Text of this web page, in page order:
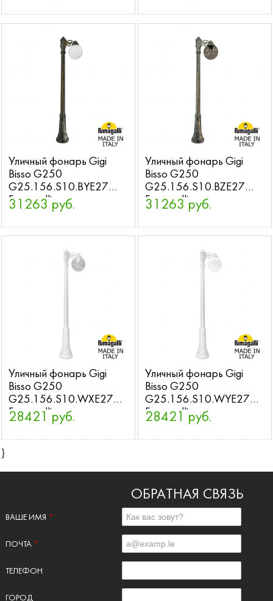
Уличный фонарь Gigi
Bisso G250
G25.156.S10.BYE27
Fumagalli
31263 руб.
Уличный фонарь Gigi
Bisso G250
G25.156.S10.BZE27
Fumagalli
31263 руб.
Уличный фонарь Gigi
Bisso G250
G25.156.S10.WXE27
Fumagalli
28421 руб.
Уличный фонарь Gigi
Bisso G250
G25.156.S10.WYE27
Fumagalli
28421 руб.
}
ОБРАТНАЯ СВЯЗЬ
ВАШЕ ИМЯ *
ПОЧТА *
ТЕЛЕФОН
ГОРОД